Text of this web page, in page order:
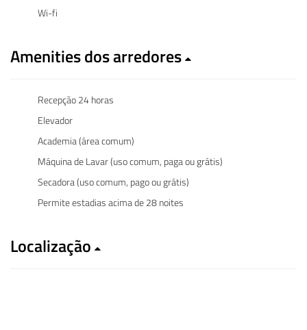
Wi-fi
Amenities dos arredores
Recepção 24 horas
Elevador
Academia (área comum)
Máquina de Lavar (uso comum, paga ou grátis)
Secadora (uso comum, pago ou grátis)
Permite estadias acima de 28 noites
Localização